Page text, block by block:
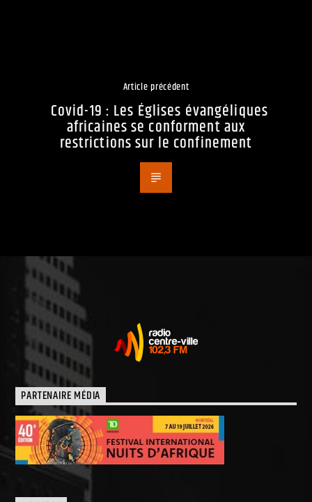
Article précédent
Covid-19 : Les Églises évangéliques
africaines se conforment aux
restrictions sur le confinement
PARTENAIRE MÉDIA